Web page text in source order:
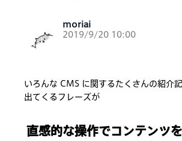
moriai
2019/9/20 10:00
いろんな CMS に関するたくさんの紹介
出てくるフレーズが
直感的な操作でコンテンツ